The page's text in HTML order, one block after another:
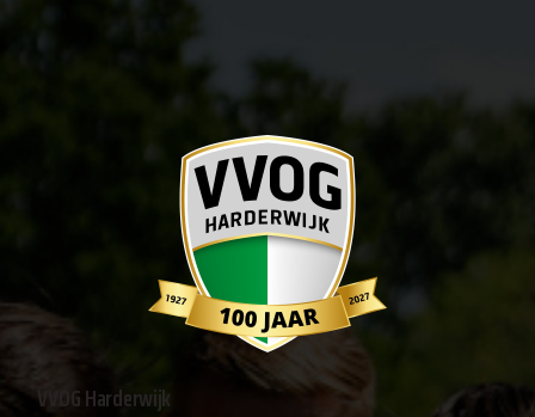
VVOG Harderwijk